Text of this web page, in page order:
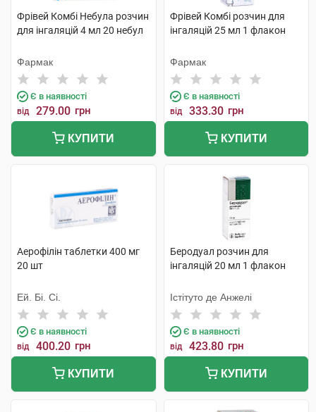
Фрівей Комбі Небула розчин
для інгаляцій 4 мл 20 небул
Фармак
Є в наявності
від 279.00 грн
КУПИТИ
Фрівей Комбі розчин для
інгаляцій 25 мл 1 флакон
Фармак
Є в наявності
від 333.30 грн
КУПИТИ
Аерофілін таблетки 400 мг
20 шт
Ей. Бі. Сі.
Є в наявності
від 400.20 грн
КУПИТИ
Беродуал розчин для
інгаляцій 20 мл 1 флакон
Істітуто де Анжелі
Є в наявності
від 423.80 грн
КУПИТИ